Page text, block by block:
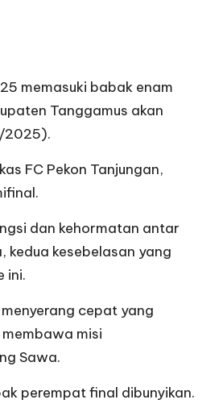
memasuki babak enam
Tanggamus akan
2025).
FC Pekon Tanjungan,
dan kehormatan antar
kesebelasan yang
ini.
cepat yang
misi
Sawa.
perempat final dibunyikan.